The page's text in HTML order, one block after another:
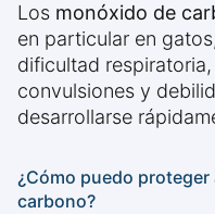
Los monóxido de
en particular en
dificultad
convulsiones y
desarrollarse
¿Cómo puedo
carbono?